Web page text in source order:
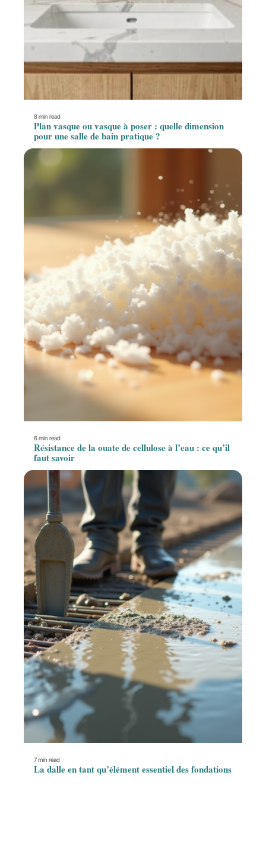
8 min read
Plan vasque ou vasque à poser : quelle dimension
pour une salle de bain pratique ?
6 min read
Résistance de la ouate de cellulose à l’eau : ce qu’il
faut savoir
7 min read
La dalle en tant qu’élément essentiel des fondations